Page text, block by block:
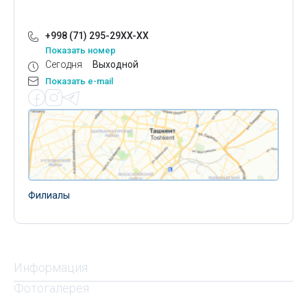
+998 (71) 295-29XX-XX
Показать номер
Сегодня Выходной
Показать e-mail
Филиалы
Информация
Фотогалерея